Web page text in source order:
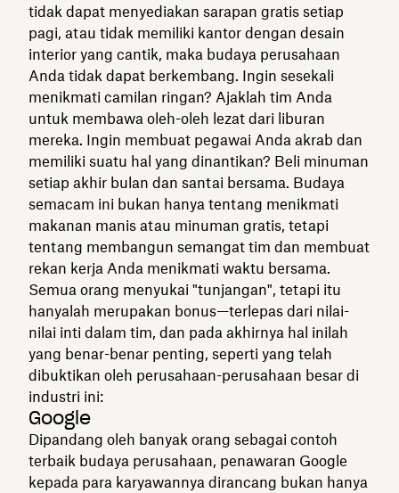
tidak dapat menyediakan sarapan gratis setiap
pagi, atau tidak memiliki kantor dengan desain
interior yang cantik, maka budaya perusahaan
Anda tidak dapat berkembang. Ingin sesekali
menikmati camilan ringan? Ajaklah tim Anda
untuk membawa oleh-oleh lezat dari liburan
mereka. Ingin membuat pegawai Anda akrab dan
memiliki suatu hal yang dinantikan? Beli minuman
setiap akhir bulan dan santai bersama. Budaya
semacam ini bukan hanya tentang menikmati
makanan manis atau minuman gratis, tetapi
tentang membangun semangat tim dan membuat
rekan kerja Anda menikmati waktu bersama.
Semua orang menyukai "tunjangan", tetapi itu
hanyalah merupakan bonus—terlepas dari nilai-
nilai inti dalam tim, dan pada akhirnya hal inilah
yang benar-benar penting, seperti yang telah
dibuktikan oleh perusahaan-perusahaan besar di
industri ini:
Google
Dipandang oleh banyak orang sebagai contoh
terbaik budaya perusahaan, penawaran Google
kepada para karyawannya dirancang bukan hanya